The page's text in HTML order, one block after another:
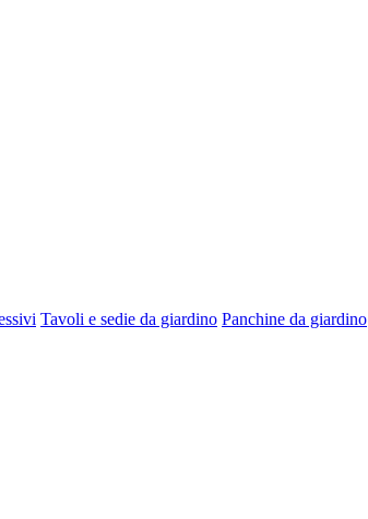
Tavoli e sedie da giardino Panchine da giardino